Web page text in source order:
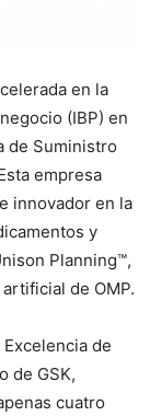
en la
(IBP) en
de Suministro
empresa
innovador en la
y
Planning™,
de OMP.
de
de GSK,
cuatro